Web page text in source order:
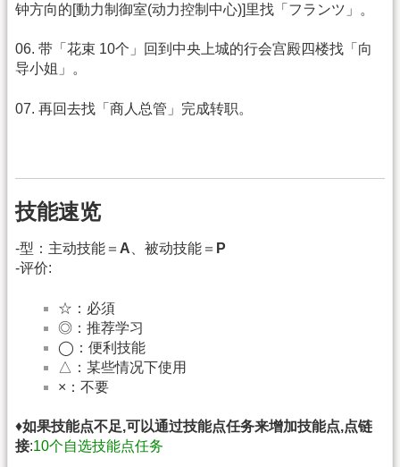
钟方向的[動力制御室(动力控制中心)]里找「フランツ」。
06. 带「花束 10个」回到中央上城的行会宫殿四楼找「向
导小姐」。
07. 再回去找「商人总管」完成转职。
技能速览
-型：主动技能＝ A 、被动技能＝ P
-评价:
☆：必須
◎：推荐学习
◯：便利技能
△：某些情况下使用
×：不要
♦如果技能点不足,可以通过技能点任务来增加技能点,点链
接:10个自选技能点任务